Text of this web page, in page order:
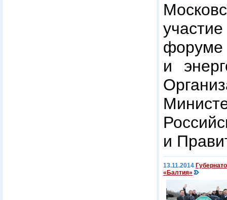
форуме
и
и
13.11.2014
«Балтия»